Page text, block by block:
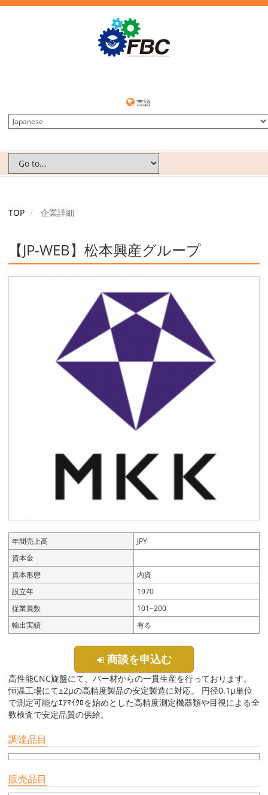
言語
TOP 企業詳細
【JP-WEB】松本興産グループ
年間売上高
JPY
資本金
資本形態
内資
設立年
1970
従業員数
101~200
輸出実績
有る
商談を申込む
高性能CNC旋盤にて、バー材からの一貫生産を行っております。
恒温工場にて±2μの高精度製品の安定製造に対応。 円径0.1μ単位
で測定可能なｴｱﾏｲｸﾛを始めとした高精度測定機器類や目視による全
数検査で安定品質の供給。
調達品目
販売品目